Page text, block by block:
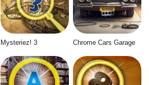
Mysteriez! 3 Chrome Cars Garage